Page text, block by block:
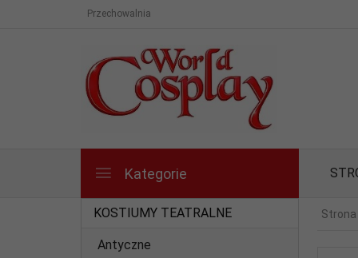
Przechowalnia
Kategorie
KOSTIUMY TEATRALNE
Antyczne
Strona